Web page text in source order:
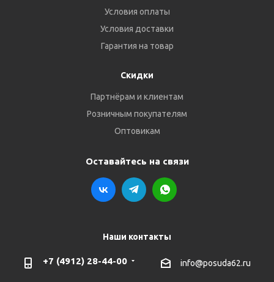
Условия оплаты
Условия доставки
Гарантия на товар
Скидки
Партнёрам и клиентам
Розничным покупателям
Оптовикам
Оставайтесь на связи
Наши контакты
+7 (4912) 28-44-00 info@posuda62.ru